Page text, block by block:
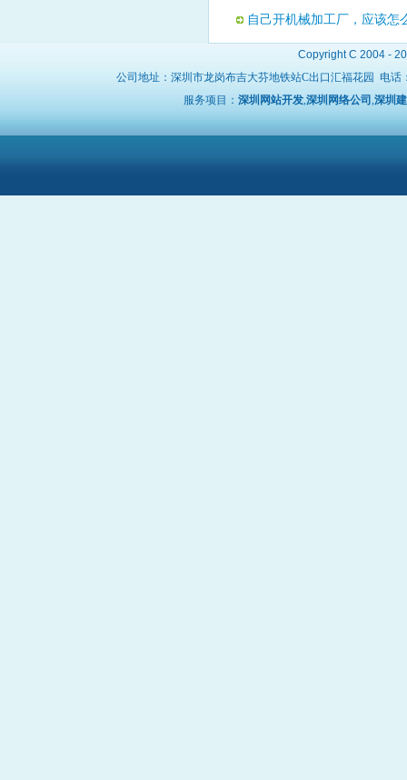
自己开机械加工厂，应该怎
Copyright C 2004 -
公司地址：深圳市龙岗布吉大芬地铁站C出口汇福花园 电话
服务项目： 深圳网站开发,深圳网络公司 ,深圳